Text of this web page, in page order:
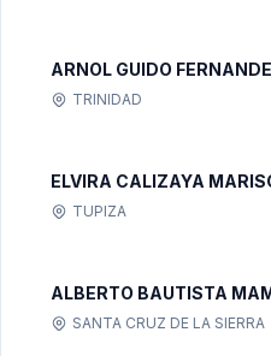
ARNOL GUIDO
TRINIDAD
ELVIRA CALIZAYA
TUPIZA
ALBERTO BAUTISTA
SANTA CRUZ DE LA SIERRA